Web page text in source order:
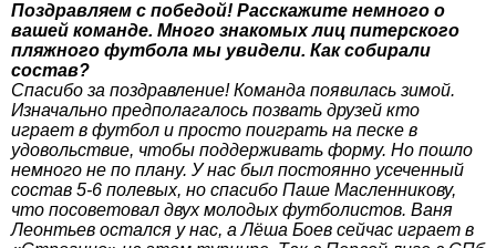
Поздравляем с победой! Расскажите немного о
вашей команде. Много знакомых лиц питерского
пляжного футбола мы увидели. Как собирали
состав?
Спасибо за поздравление! Команда появилась зимой.
Изначально предполагалось позвать друзей кто
играет в футбол и просто поиграть на песке в
удовольствие, чтобы поддерживать форму. Но пошло
немного не по плану. У нас был постоянно усеченный
состав 5-6 полевых, но спасибо Паше Масленникову,
что посоветовал двух молодых футболистов. Ваня
Леонтьев остался у нас, а Лёша Боев сейчас играет в